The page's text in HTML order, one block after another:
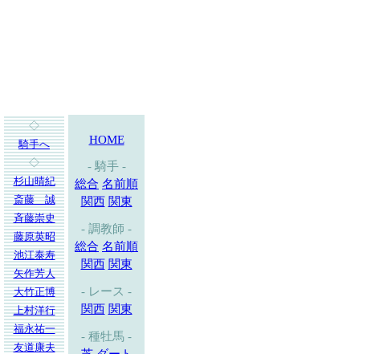
◇
騎手へ
◇
杉山晴紀
斎藤 誠
斉藤崇史
藤原英昭
池江泰寿
矢作芳人
大竹正博
上村洋行
福永祐一
友道康夫
HOME
- 騎手 -
総合 名前順
関西 関東
- 調教師 -
総合 名前順
関西 関東
- レース -
関西 関東
- 種牡馬 -